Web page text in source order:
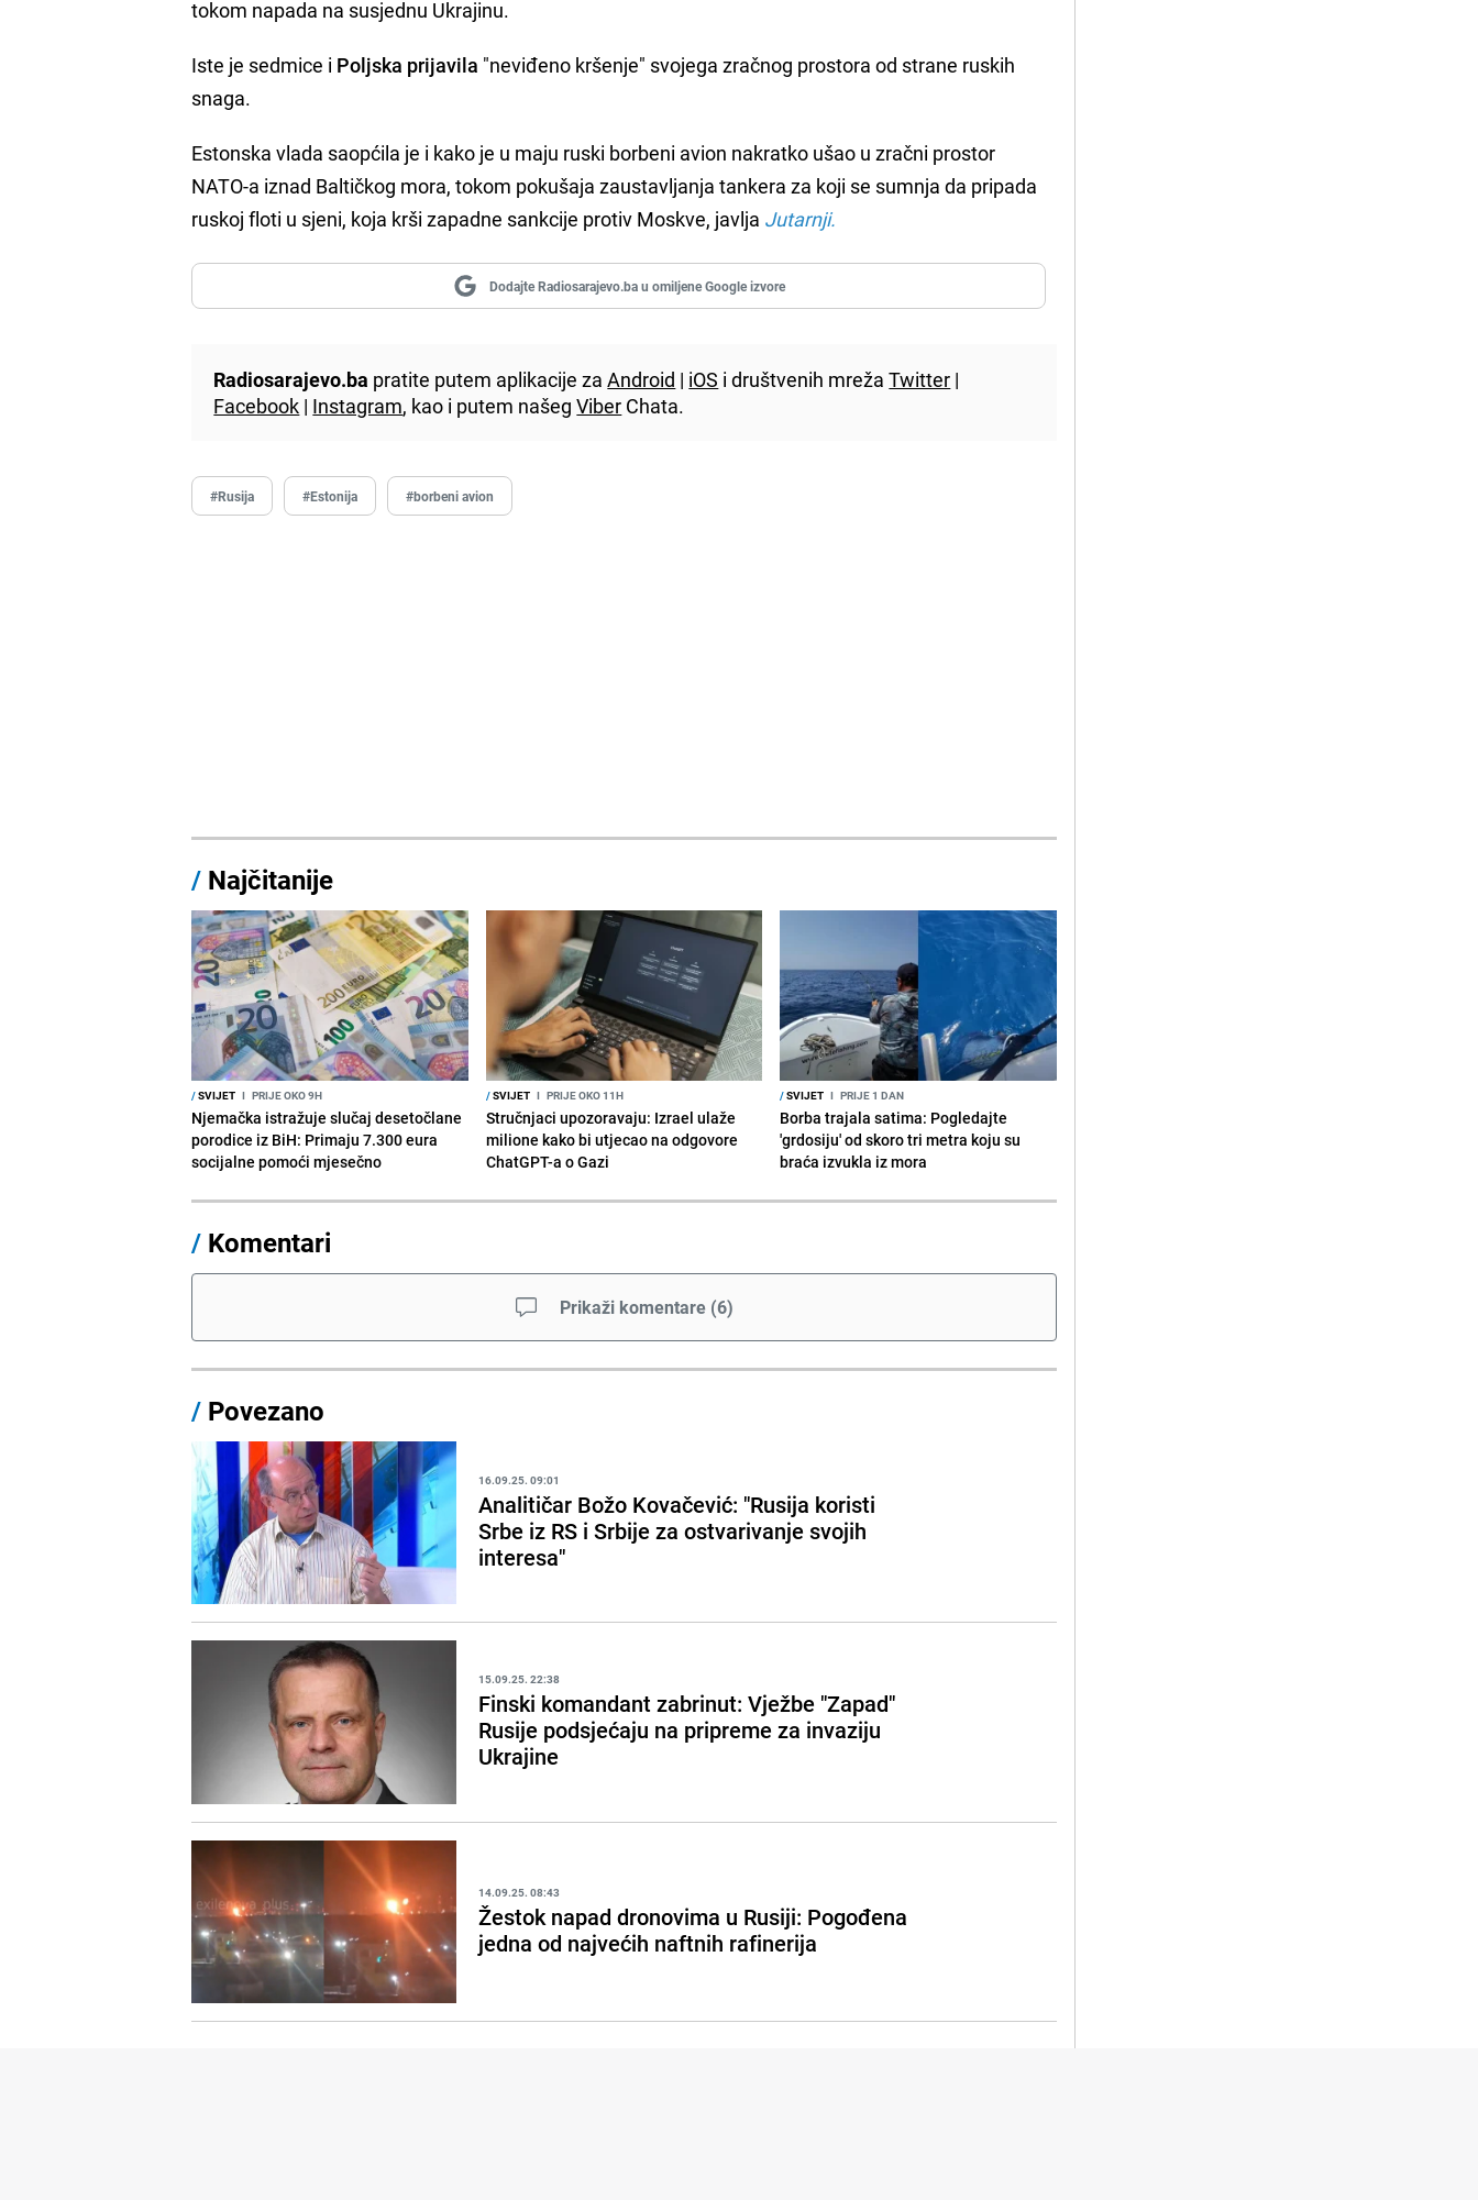
tokom napada na susjednu Ukrajinu.
Iste je sedmice i Poljska prijavila "neviđeno kršenje" svojega zračnog prostora od strane ruskih
snaga.
Estonska vlada saopćila je i kako je u maju ruski borbeni avion nakratko ušao u zračni prostor
NATO-a iznad Baltičkog mora, tokom pokušaja zaustavljanja tankera za koji se sumnja da pripada
ruskoj floti u sjeni, koja krši zapadne sankcije protiv Moskve, javlja Jutarnji.
Dodajte Radiosarajevo.ba u omiljene Google izvore
Radiosarajevo.ba pratite putem aplikacije zaAndroid | iOS i društvenih mrežaTwitter |
Facebook | Instagram, kao i putem našegViber Chata.
#Rusija #Estonija #borbeni avion
/ Najčitanije
/SVIJET I PRIJE OKO 9H
Njemačka istražuje slučaj desetočlane
porodice iz BiH: Primaju 7.300 eura
socijalne pomoći mjesečno
/SVIJET I PRIJE OKO 11H
Stručnjaci upozoravaju: Izrael ulaže
milione kako bi utjecao na odgovore
ChatGPT-a o Gazi
/SVIJET I PRIJE 1 DAN
Borba trajala satima: Pogledajte
'grdosiju' od skoro tri metra koju su
braća izvukla iz mora
/ Komentari
Prikaži komentare (6)
/ Povezano
16.09.25. 09:01
Analitičar Božo Kovačević: "Rusija koristi
Srbe iz RS i Srbije za ostvarivanje svojih
interesa"
15.09.25. 22:38
Finski komandant zabrinut: Vježbe "Zapad"
Rusije podsjećaju na pripreme za invaziju
Ukrajine
14.09.25. 08:43
Žestok napad dronovima u Rusiji: Pogođena
jedna od najvećih naftnih rafinerija